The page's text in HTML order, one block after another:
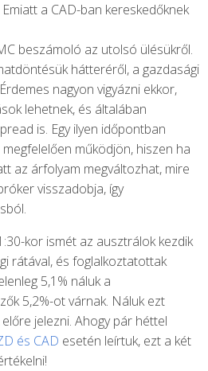
a CAD-ban kereskedőknek
beszámoló az utolsó ülésükről.
hátteréről, a gazdasági
nagyon vigyázni ekkor,
lehetnek, és általában
is. Egy ilyen időpontban
megfelelően működjön, hiszen ha
az árfolyam megváltozhat, mire
visszadobja, így
kor ismét az ausztrálok kezdik
rátával, és foglalkoztatottak
5,1% náluk a
5,2%-ot várnak. Náluk ezt
jelezni. Ahogy pár héttel
és CAD esetén leírtuk, ezt a két